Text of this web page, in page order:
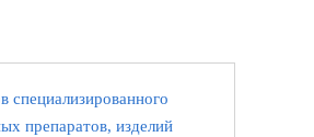
специализированного
препаратов, изделий